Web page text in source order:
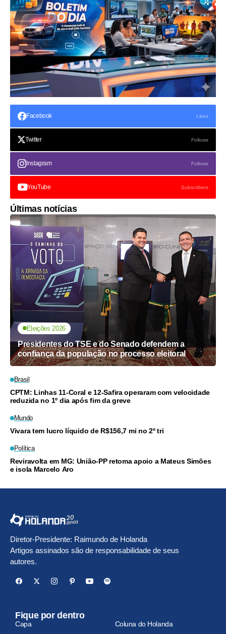
Facebook Likes
Twitter Follows
Instagram Follows
YouTube Subscribers
Últimas notícias
Eleições 2026
Presidentes do TSE e do Senado defendem a
confiança da população no processo eleitoral
Brasil
CPTM: Linhas 11-Coral e 12-Safira operaram com velocidade
reduzida no 1º dia após fim da greve
Mundo
Vivara tem lucro líquido de R$156,7 mi no 2º tri
Política
Reviravolta em MG: União-PP retoma apoio a Mateus Simões
e isola Marcelo Aro
Diretor-Presidente: Raimundo de Holanda
Artigos assinados são de responsabilidade de seus
autores.
Fique por dentro
Capa Coluna do Holanda